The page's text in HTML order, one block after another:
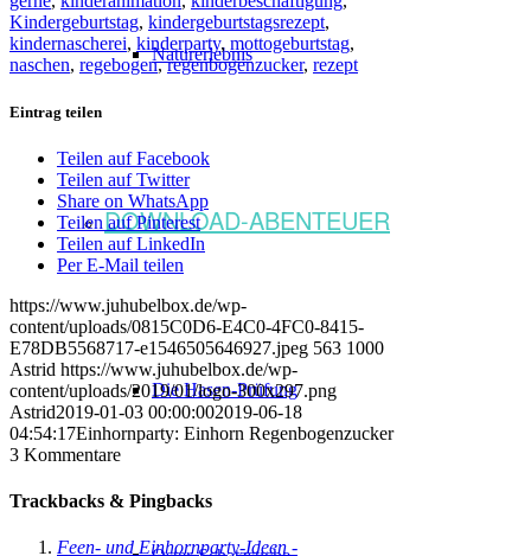
Naturerlebnis
DOWNLOAD-ABENTEUER
Die Hasen-Prüfung
Kindergeburtstag, kindergeburtstagsrezept,
kindernascherei, kinderparty, mottogeburtstag,
naschen, regebogen,regenbogenzucker, rezept
Eintrag teilen
Teilen auf Facebook
Teilen auf Twitter
Share on WhatsApp
Teilen auf Pinterest
Teilen auf LinkedIn
Per E-Mail teilen
https://www.juhubelbox.de/wp-
content/uploads/0815C0D6-E4C0-4FC0-8415-
E78DB5568717-e1546505646927.jpeg 563 1000
Astrid https://www.juhubelbox.de/wp-
content/uploads/2019/01/logo-300x297.png
Astrid2019-01-03 00:00:002019-06-18
04:54:17Einhornparty: Einhorn Regenbogenzucker
3 Kommentare
Trackbacks & Pingbacks
Feen- und Einhornparty-Ideen -